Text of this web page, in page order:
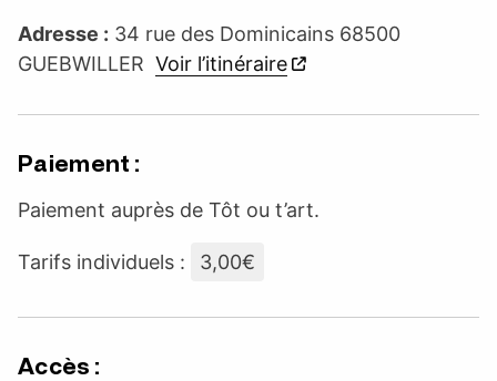
Adresse : 34 rue des Dominicains 68500
GUEBWILLER Voir l’itinéraire
Paiement :
Paiement auprès de Tôt ou t’art.
Tarifs individuels : 3,00€
Accès :